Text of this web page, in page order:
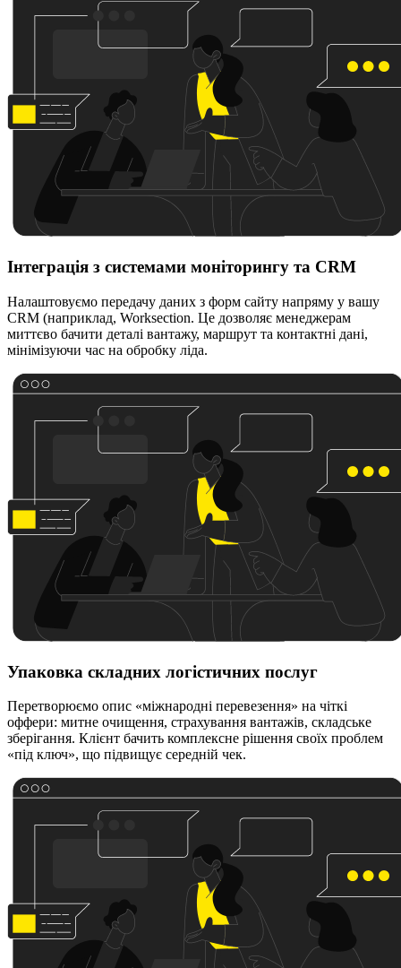
Інтеграція з системами моніторингу та CRM
Налаштовуємо передачу даних з форм сайту напряму у вашу
CRM (наприклад, Worksection. Це дозволяє менеджерам
миттєво бачити деталі вантажу, маршрут та контактні дані,
мінімізуючи час на обробку ліда.
Упаковка складних логістичних послуг
Перетворюємо опис «міжнародні перевезення» на чіткі
оффери: митне очищення, страхування вантажів, складське
зберігання. Клієнт бачить комплексне рішення своїх проблем
«під ключ», що підвищує середній чек.